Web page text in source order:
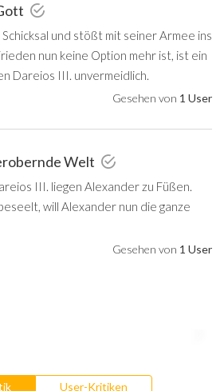
und stößt mit seiner Armee ins
nun keine Option mehr ist, ist ein
Dareios III. unvermeidlich.
Gesehen von 1 User
Welt
III. liegen Alexander zu Füßen.
will Alexander nun die ganze
Gesehen von 1 User
User-Kritiken